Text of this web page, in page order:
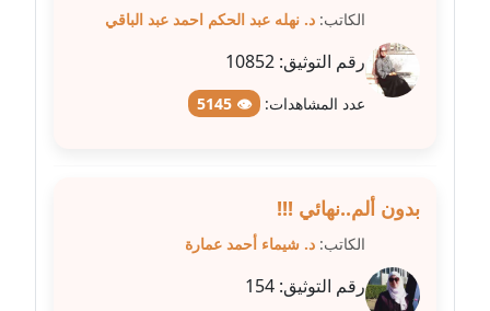
مدونة طارق المسيري
عاملة
مدونة طلبة رضوان
عاملة
عاملة
الكاتب: د. نهله عبد الحكم احمد عبد الباقي
رقم التوثيق: 10852
عدد المشاهدات: 👁 5145
بدون ألم..نهائي !!!
الكاتب: د. شيماء أحمد عمارة
رقم التوثيق: 154